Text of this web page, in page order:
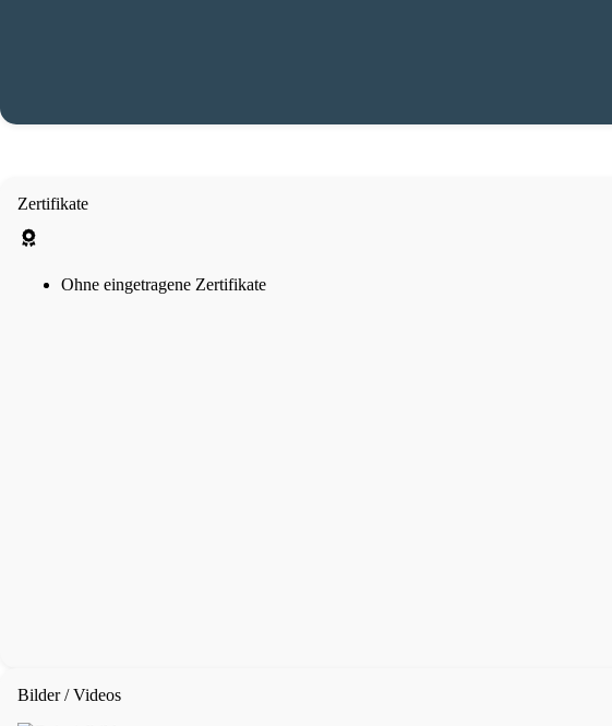
Zertifikate
Ohne eingetragene Zertifikate
Bilder / Videos